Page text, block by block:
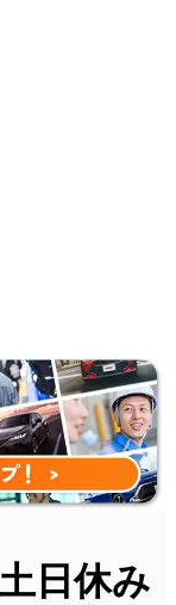
日休み